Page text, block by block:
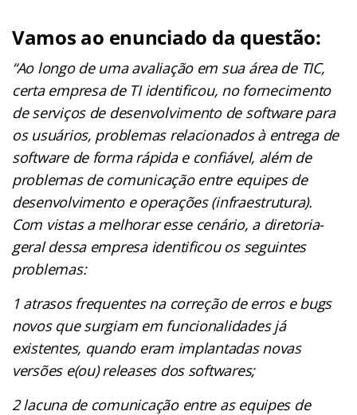
Vamos ao enunciado da questão:
“Ao longo de uma avaliação em sua área de TIC,
certa empresa de TI identificou, no fornecimento
de serviços de desenvolvimento de software para
os usuários, problemas relacionados à entrega de
software de forma rápida e confiável, além de
problemas de comunicação entre equipes de
desenvolvimento e operações (infraestrutura).
Com vistas a melhorar esse cenário, a diretoria-
geral dessa empresa identificou os seguintes
problemas:
1 atrasos frequentes na correção de erros e bugs
novos que surgiam em funcionalidades já
existentes, quando eram implantadas novas
versões e(ou) releases dos softwares;
2 lacuna de comunicação entre as equipes de